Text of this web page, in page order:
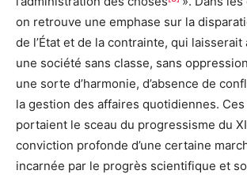
on retrouve une emphase sur la
de l’État et de la contrainte, qui laisserait
une société sans classe, sans
une sorte d’harmonie, d’absence de
la gestion des affaires quotidiennes.
portaient le sceau du progressisme du
conviction profonde d’une certaine
incarnée par le progrès scientifique et